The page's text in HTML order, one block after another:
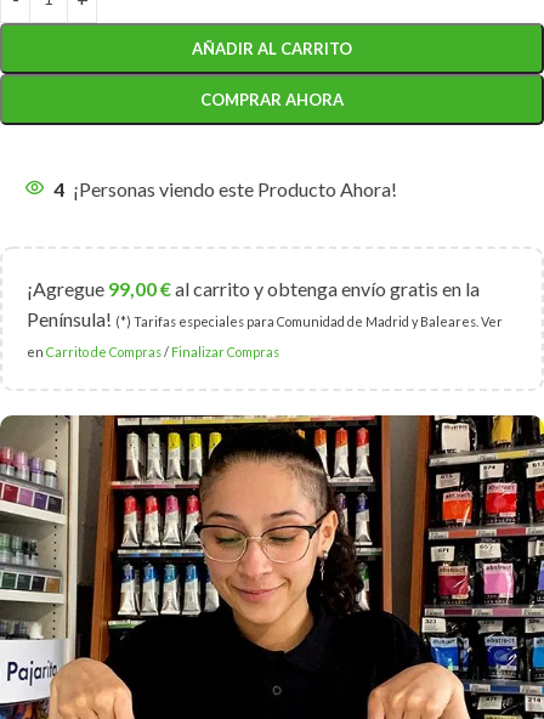
AÑADIR AL CARRITO
COMPRAR AHORA
4 ¡Personas viendo este Producto Ahora!
¡Agregue 99,00€al carrito y obtenga envío gratis en la
Península! (*) Tarifas especiales para Comunidad de Madrid y Baleares. Ver
en Carrito de Compras/ Finalizar Compras